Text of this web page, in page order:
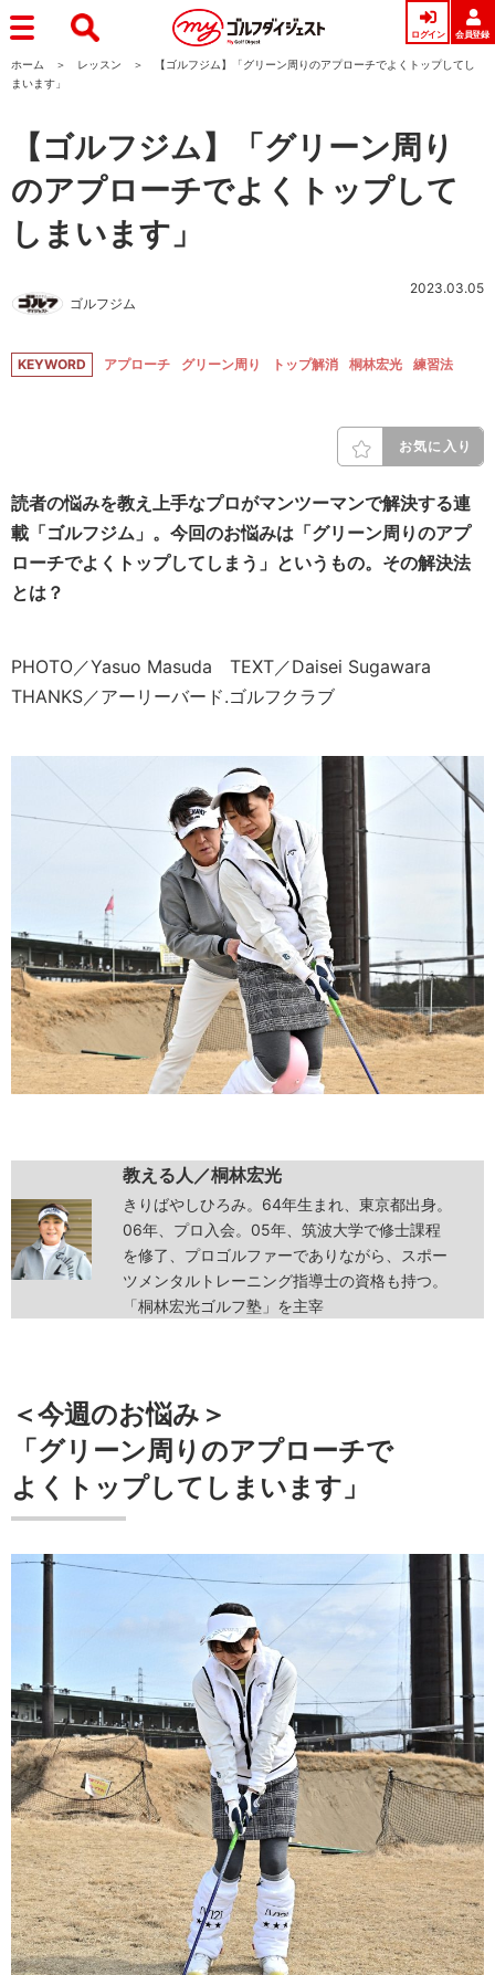
ログイン 会員登録
ホーム レッスン
【ゴルフジム】「グリーン周りのアプローチでよくトップしてし
まいます」
【ゴルフジム】「グリーン周り
のアプローチでよくトップして
しまいます」
ゴルフジム
2023.03.05
KEYWORD アプローチ グリーン周り トップ解消 桐林宏光 練習法
お気に入り
読者の悩みを教え上手なプロがマンツーマンで解決する連
載「ゴルフジム」。今回のお悩みは「グリーン周りのアプ
ローチでよくトップしてしまう」というもの。その解決法
とは？
PHOTO／Yasuo Masuda TEXT／Daisei Sugawara
THANKS／アーリーバード.ゴルフクラブ
教える人／桐林宏光
きりばやしひろみ。64年生まれ、東京都出身。
06年、プロ入会。05年、筑波大学で修士課程
を修了、プロゴルファーでありながら、スポー
ツメンタルトレーニング指導士の資格も持つ。
「桐林宏光ゴルフ塾」を主宰
＜今週のお悩み＞
「グリーン周りのアプローチで
よくトップしてしまいます」